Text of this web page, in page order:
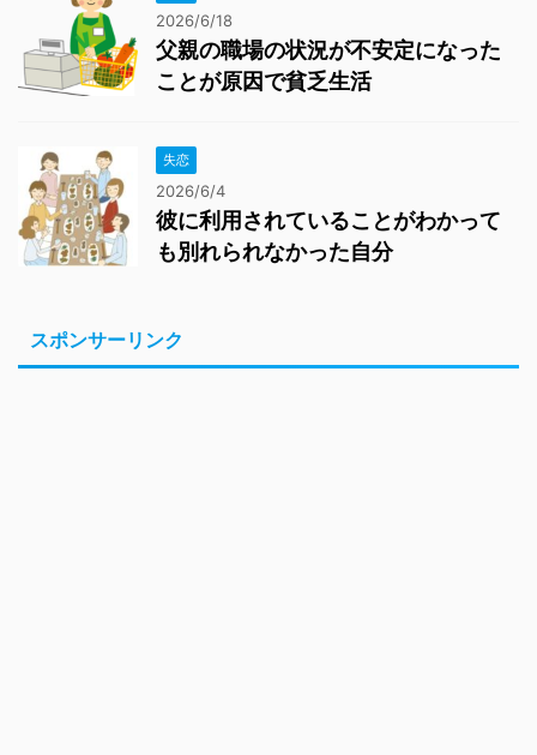
2026/6/18
父親の職場の状況が不安定になった
ことが原因で貧乏生活
失恋
2026/6/4
彼に利用されていることがわかって
も別れられなかった自分
スポンサーリンク